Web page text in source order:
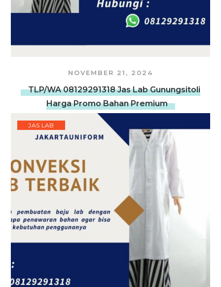
NOVEMBER 21, 2024
TLP/WA 08129291318 Jas Lab Gunungsitoli
Harga Promo Bahan Premium
JAS LAB